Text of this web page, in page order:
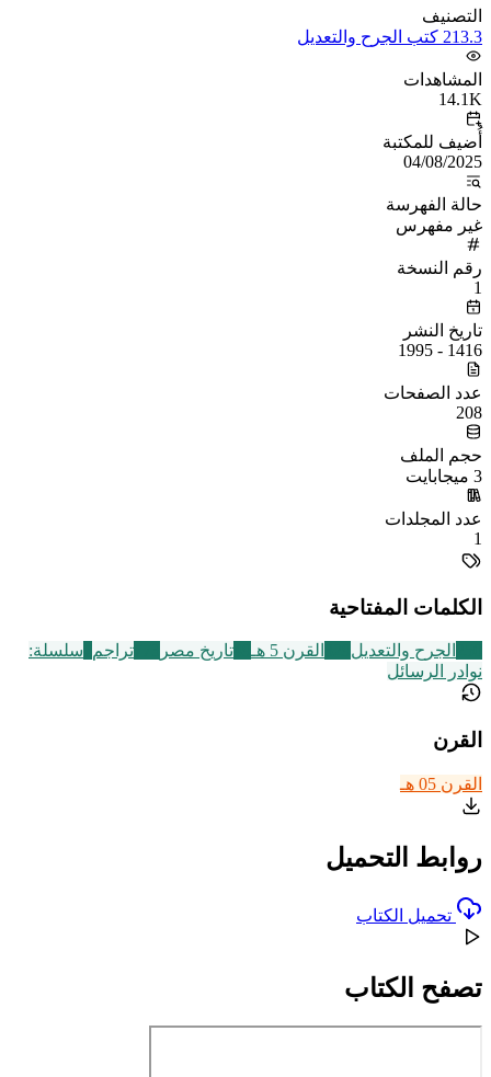
التصنيف
213.3 كتب الجرح والتعديل
المشاهدات
14.1K
أُضيف للمكتبة
04/08/2025
حالة الفهرسة
غير مفهرس
رقم النسخة
1
تاريخ النشر
1416 - 1995
عدد الصفحات
208
حجم الملف
3 ميجابايت
عدد المجلدات
1
الكلمات المفتاحية
الجرح والتعديل القرن 5 هـ تاريخ مصر تراجم
سلسلة:
نوادر الرسائل
القرن
القرن 05 هـ
روابط التحميل
تحميل الكتاب
تصفح الكتاب